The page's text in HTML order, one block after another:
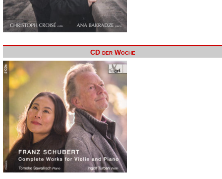
CD der Woche